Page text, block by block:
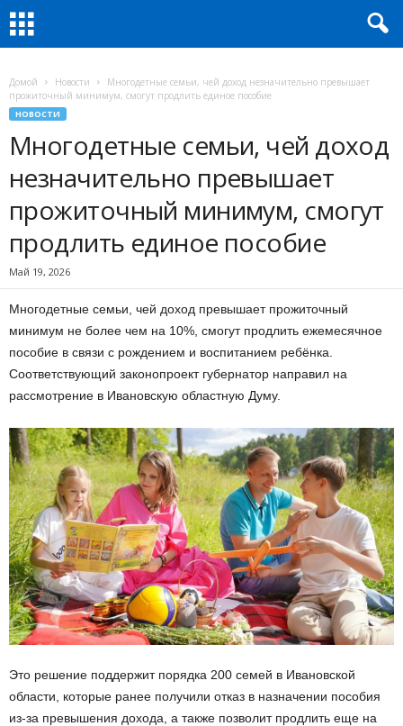
Домой Новости
Многодетные семьи, чей доход незначительно превышает
прожиточный минимум, смогут продлить единое пособие
НОВОСТИ
Многодетные семьи, чей доход
незначительно превышает
прожиточный минимум, смогут
продлить единое пособие
Май 19, 2026
Многодетные семьи, чей доход превышает прожиточный
минимум не более чем на 10%, смогут продлить ежемесячное
пособие в связи с рождением и воспитанием ребёнка.
Соответствующий законопроект губернатор направил на
рассмотрение в Ивановскую областную Думу.
Это решение поддержит порядка 200 семей в Ивановской
области, которые ранее получили отказ в назначении пособия
из-за превышения дохода, а также позволит продлить еще на